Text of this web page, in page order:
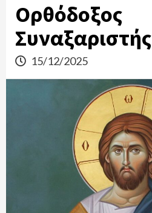
Ορθόδοξος
Συναξαριστής
15/12/2025